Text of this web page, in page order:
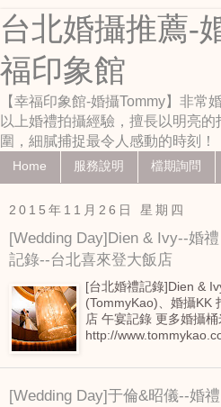
台北婚攝推薦-
福印象館
【幸福印象館-婚攝Tommy】非常
以上婚禮拍攝經驗，擅長以明亮
圍，細膩捕捉最令人感動的時刻！
Home 服務說明 檔期詢問
2015年11月26日 星期四
[Wedding Day]Dien & Ivy--婚禮
記錄--台北喜來登大飯店
[台北婚禮記錄]Dien &
(TommyKao)、婚攝KK
店 午宴記錄 更多婚攝
http://
[Wedding Day]于倫&昭儀--婚禮